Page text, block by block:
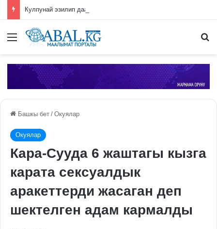
Меню
Башкы бет / Окуялар
Окуялар
Кара-Сууда 6 жаштагы кызга
карата сексуалдык
аракеттерди жасаган деп
шектелген адам кармалды